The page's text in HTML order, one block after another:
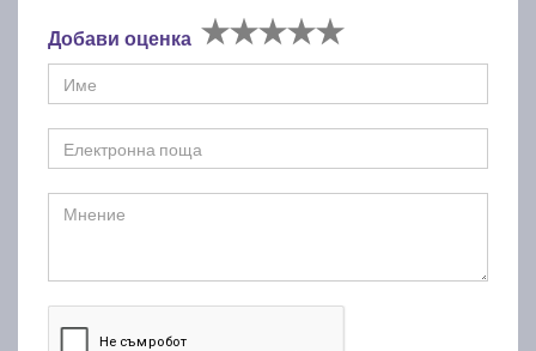
Добави оценка